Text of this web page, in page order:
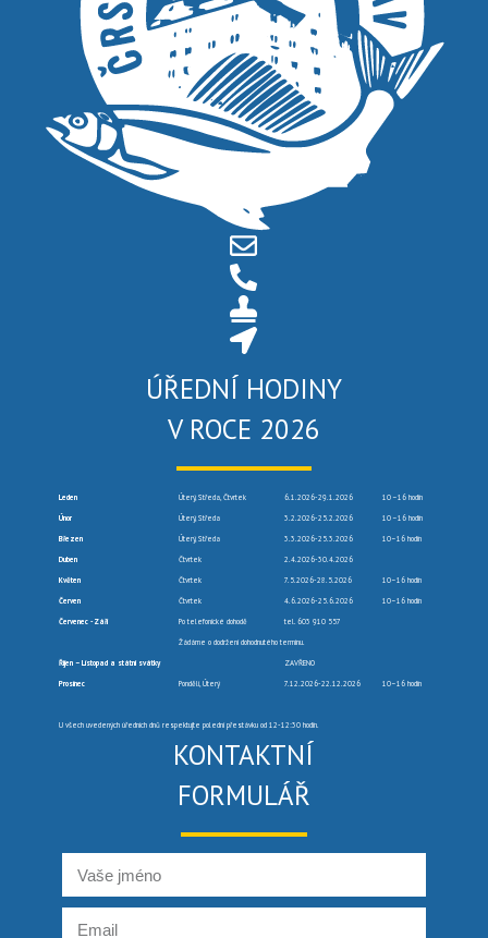
ÚŘEDNÍ HODINY
V ROCE 2026
Leden Úterý, Středa, Čtvrtek 6.1.2026-29.1.2026 10 –16 hodin
Únor Úterý, Středa 3.2.2026-25.2.2026 10 –16 hodin
Březen Úterý, Středa 3.3.2026-25.3.2026 10–16 hodin
Duben Čtvrtek 2.4.2026-30.4.2026
Květen Čtvrtek 7.5.2026-28.5.2026 10–16 hodin
Červen Čtvrtek 4.6.2026-25.6.2026 10–16 hodin
Červenec -Září Po telefonické dohodě tel. 603 910 557
Žádáme o dodržení dohodnutého termínu.
Říjen – Listopad a státní svátky ZAVŘENO
Prosinec Pondělí, Úterý 7.12.2026-22.12.2026 10–16 hodin
U všech uvedených úředních dnů respektujte polední přestávku od 12-12:30 hodin.
KONTAKTNÍ
FORMULÁŘ